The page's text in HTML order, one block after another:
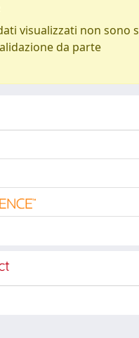
visualizzati non sono
da parte